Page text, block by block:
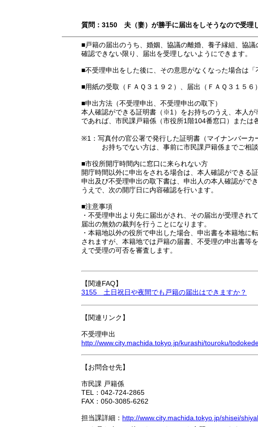
質問：3150 夫（妻）が勝手に届出をしそうなので受理
■戸籍の届出のうち、婚姻、協議の離婚、養子縁組、協
確認できない限り、届出を受理しないようにできます。
■不受理申出をした後に、その意思がなくなった場合は「
■用紙の受取（ＦＡＱ３１９２）、届出（ＦＡＱ３１５
■申出方法（不受理申出、不受理申出の取下）
本人確認ができる証明書（※1）をお持ちのうえ、本人
であれば、市民課戸籍係（市役所1階104番窓口）または
※1：写真付の官公署で発行した証明書（マイナンバーカ
お持ちでない方は、事前に市民課戸籍係までご相談
■市役所開庁時間内に窓口に来られない方
開庁時間以外に申出をされる場合は、本人確認ができる
申出及び不受理申出の取下書は、申出人の本人確認がで
うえで、次の開庁日に内容確認を行います。
■注意事項
・不受理申出より先に届出がされ、その届出が受理さ
届出の無効の裁判を行うことになります。
・本籍地以外の役所で申出した場合、申出書を本籍地
されますが、本籍地では戸籍の届書、不受理の申出書等
えで受理の可否を審査します。
【関連FAQ】
3155 土日祝日や夜間でも戸籍の届出はできますか？
【関連リンク】
不受理申出
http://www.city.machida.tokyo.jp/kurashi/touroku/
【お問合せ先】
市民課 戸籍係
TEL：042-724-2865
FAX：050-3085-6262
担当課詳細： http://www.city.machida.tokyo.jp/shisei/